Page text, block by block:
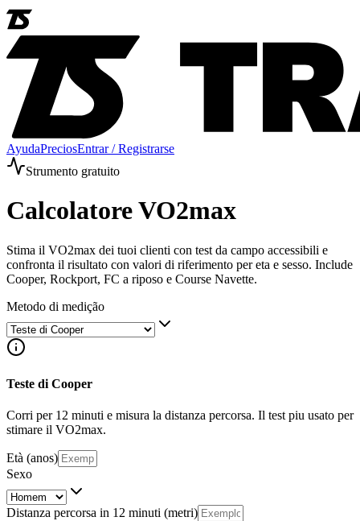
AyudaPreciosEntrar / Registrarse
Strumento gratuito
Calcolatore VO2max
Stima il VO2max dei tuoi clienti con test da campo accessibili e
confronta il risultato con valori di riferimento per eta e sesso. Include
Cooper, Rockport, FC a riposo e Course Navette.
Metodo di medição
Teste di Cooper
Corri per 12 minuti e misura la distanza percorsa. Il test piu usato per
stimare il VO2max.
Età (anos)
Sexo
Distanza percorsa in 12 minuti (metri)